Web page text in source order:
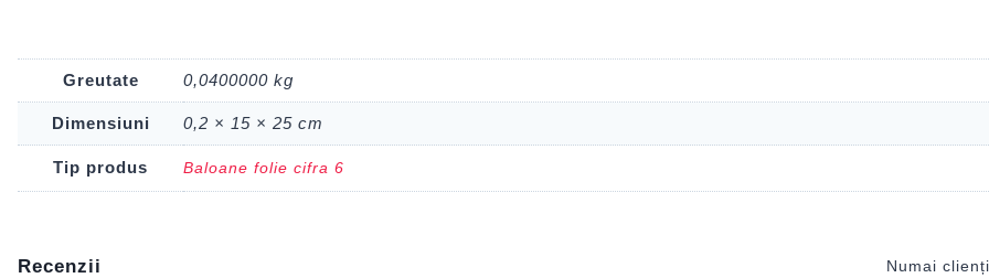
Greutate 0,0400000 kg
Dimensiuni 0,2 × 15 × 25 cm
Tip produs Baloane folie cifra 6
Recenzii
Numai